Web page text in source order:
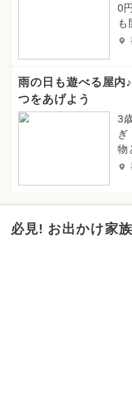
0
も
雨の日も遊べる屋内
つをあげよう
3
ぎ
物
必見! お出かけ家